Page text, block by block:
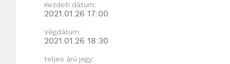
Kezdeti dátum:
2021.01.26 17:00
Végdátum:
2021.01.26 18:30
teljes árú jegy: